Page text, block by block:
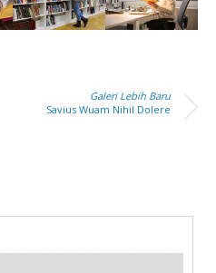
Galeri Lebih Baru
Savius Wuam Nihil Dolere